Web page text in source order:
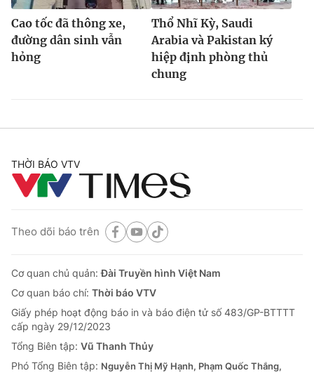
Cao tốc đã thông xe,
đường dân sinh vẫn
hỏng
Thổ Nhĩ Kỳ, Saudi
Arabia và Pakistan ký
hiệp định phòng thủ
chung
THỜI BÁO VTV
Theo dõi báo trên
Cơ quan chủ quản:Đài Truyền hình Việt Nam
Cơ quan báo chí: Thời báo VTV
Giấy phép hoạt động báo in và báo điện tử số 483/GP-BTTTT
cấp ngày 29/12/2023
Tổng Biên tập: Vũ Thanh Thủy
Phó Tổng Biên tập: Nguyễn Thị Mỹ Hạnh, Phạm Quốc Thắng,